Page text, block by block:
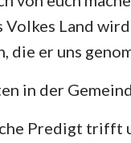
Titus
Hebräer
1. Petrus
1. Johannes
Land
er uns
in der
Predigt trifft